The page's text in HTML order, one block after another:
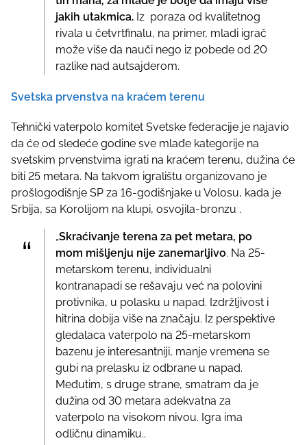
jakih utakmica. Iz poraza od kvalitetnog
rivala u četvrtfinalu, na primer, mladi igrač
može više da nauči nego iz pobede od 20
razlike nad autsajderom.
Svetska prvenstva na kraćem terenu
Tehnički vaterpolo komitet Svetske federacije je najavio
da će od sledeće godine sve mlađe kategorije na
svetskim prvenstvima igrati na kraćem terenu, dužina će
biti 25 metara. Na takvom igralištu organizovano je
prošlogodišnje SP za 16-godišnjake u Volosu, kada je
Srbija, sa Korolijom na klupi, osvojila-bronzu .
„Skraćivanje terena za pet metara, po
mom mišljenju nije zanemarljivo. Na 25-
metarskom terenu, individualni
kontranapadi se rešavaju već na polovini
protivnika, u polasku u napad. Izdržljivost i
hitrina dobija više na značaju. Iz perspektive
gledalaca vaterpolo na 25-metarskom
bazenu je interesantniji, manje vremena se
gubi na prelasku iz odbrane u napad.
Međutim, s druge strane, smatram da je
dužina od 30 metara adekvatna za
vaterpolo na visokom nivou. Igra ima
odličnu dinamiku..